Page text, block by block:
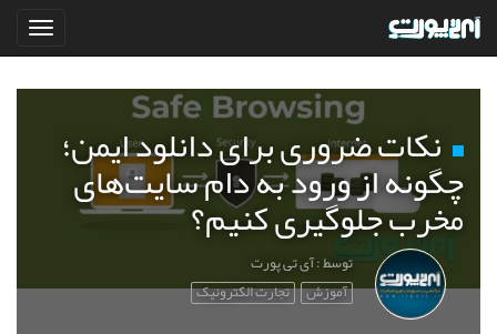
نکات ضروری برای دانلود ایمن؛
چگونه از ورود به دام سایت‌های
مخرب جلوگیری کنیم؟
توسط : آی تی پورت
آموزش تجارت الکترونیک